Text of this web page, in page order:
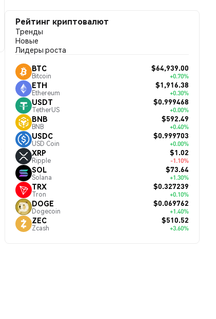
Рейтинг криптовалют
Тренды
Новые
Лидеры роста
BTC
Bitcoin
$64,939.00
+0.70%
ETH
Ethereum
$1,916.38
+0.30%
USDT
TetherUS
$0.999468
+0.00%
BNB
BNB
$592.49
+0.40%
USDC
USD Coin
$0.999703
+0.00%
XRP
Ripple
$1.02
-1.10%
SOL
Solana
$73.64
+1.30%
TRX
Tron
$0.327239
+0.10%
DOGE
Dogecoin
$0.069762
+1.40%
ZEC
Zcash
$510.52
+3.60%